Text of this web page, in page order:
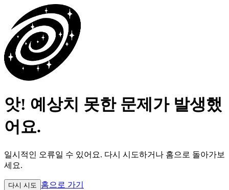
앗! 예상치 못한 문제가 발생했
어요.
일시적인 오류일 수 있어요. 다시 시도하거나 홈으로 돌아가보
세요.
다시 시도 홈으로 가기